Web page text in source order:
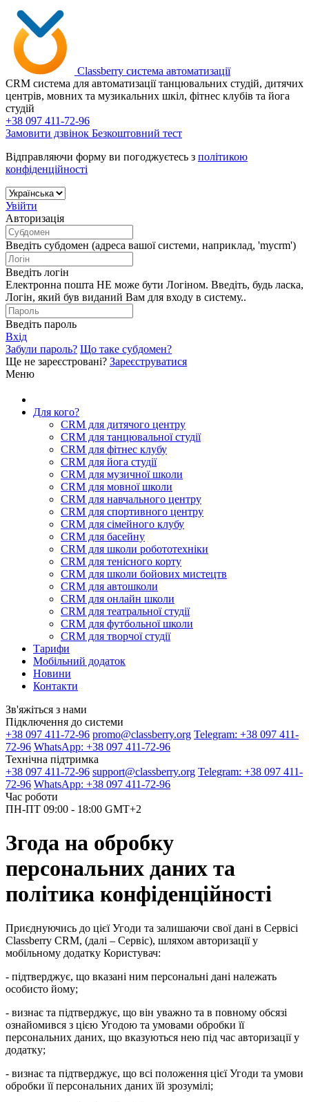
Сlassberry система автоматизації
CRM система для автоматизації танцювальних студій, дитячих
центрів, мовних та музикальних шкіл, фітнес клубів та йога
студій
+38 097 411-72-96
Замовити дзвінок Безкоштовний тест
Відправляючи форму ви погоджуєтесь з політикою
конфіденційності
Увійти
Авторизація
Введіть субдомен (адреса вашої системи, наприклад, 'mycrm')
Введіть логін
Електронна пошта НЕ може бути Логіном. Введіть, будь ласка,
Логін, який був виданий Вам для входу в систему..
Введіть пароль
Вхід
Забули пароль? Що таке субдомен?
Ще не зареєстровані? Зареєструватися
Меню
Для кого?
CRM для дитячого центру
CRM для танцювальної студії
CRM для фітнес клубу
CRM для йога студії
CRM для музичної школи
CRM для мовної школи
CRM для навчального центру
CRM для спортивного центру
CRM для сімейного клубу
CRM для басейну
CRM для школи робототехніки
CRM для тенісного корту
CRM для школи бойових мистецтв
CRM для автошколи
CRM для онлайн школи
CRM для театральної студії
CRM для футбольної школи
CRM для творчої студії
Тарифи
Мобільний додаток
Новини
Контакти
Зв'яжіться з нами
Підключення до системи
+38 097 411-72-96 promo@classberry.org Telegram: +38 097 411-
72-96 WhatsApp: +38 097 411-72-96
Технічна підтримка
+38 097 411-72-96 support@classberry.org Telegram: +38 097 411-
72-96 WhatsApp: +38 097 411-72-96
Час роботи
ПН-ПТ 09:00 - 18:00 GMT+2
Згода на обробку
персональних даних та
політика конфіденційності
Приєднуючись до цієї Угоди та залишаючи свої дані в Сервісі
Classberry CRM, (далі – Сервіс), шляхом авторизації у
мобільному додатку Користувач:
- підтверджує, що вказані ним персональні дані належать
особисто йому;
- визнає та підтверджує, що він уважно та в повному обсязі
ознайомився з цією Угодою та умовами обробки її
персональних даних, що вказуються нею під час авторизації у
додатку;
- визнає та підтверджує, що всі положення цієї Угоди та умови
обробки її персональних даних їй зрозумілі;